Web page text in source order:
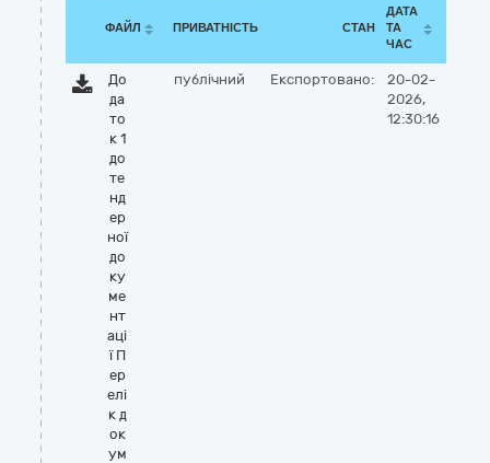
ФАЙЛ ПРИВАТНІСТЬ СТАН
ДАТА
ТА
ЧАС
До
да
то
к 1
до
те
нд
ер
ної
до
ку
ме
нт
аці
ї П
ер
елі
к д
ок
ум
публічний Експортовано:
20-02-
2026,
12:30:16